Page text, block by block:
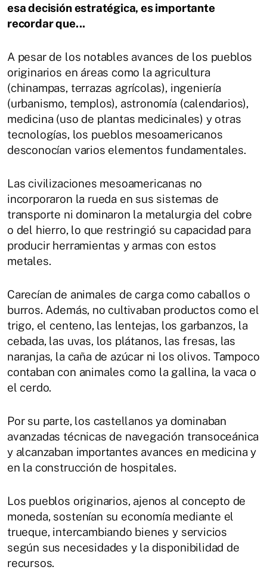
esa decisión estratégica, es importante
recordar que...
A pesar de los notables avances de los pueblos
originarios en áreas como la agricultura
(chinampas, terrazas agrícolas), ingeniería
(urbanismo, templos), astronomía (calendarios),
medicina (uso de plantas medicinales) y otras
tecnologías, los pueblos mesoamericanos
desconocían varios elementos fundamentales.
Las civilizaciones mesoamericanas no
incorporaron la rueda en sus sistemas de
transporte ni dominaron la metalurgia del cobre
o del hierro, lo que restringió su capacidad para
producir herramientas y armas con estos
metales.
Carecían de animales de carga como caballos o
burros. Además, no cultivaban productos como el
trigo, el centeno, las lentejas, los garbanzos, la
cebada, las uvas, los plátanos, las fresas, las
naranjas, la caña de azúcar ni los olivos. Tampoco
contaban con animales como la gallina, la vaca o
el cerdo.
Por su parte, los castellanos ya dominaban
avanzadas técnicas de navegación transoceánica
y alcanzaban importantes avances en medicina y
en la construcción de hospitales.
Los pueblos originarios, ajenos al concepto de
moneda, sostenían su economía mediante el
trueque, intercambiando bienes y servicios
según sus necesidades y la disponibilidad de
recursos.